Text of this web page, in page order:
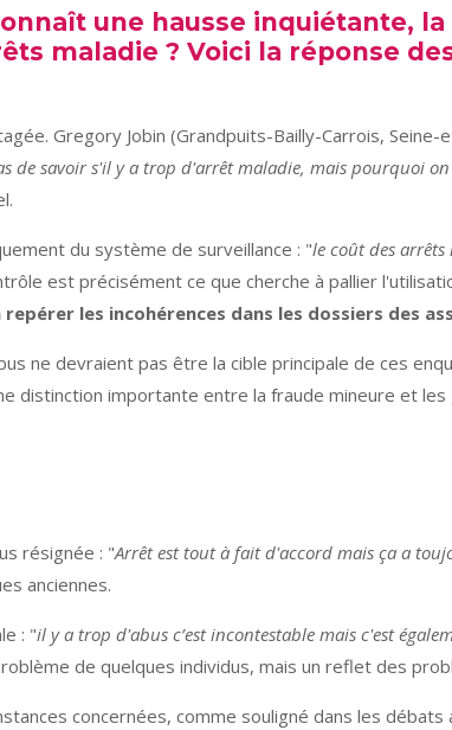
une hausse inquiétante,
maladie ? Voici la réponse
Gregory Jobin (Grandpuits-Bailly-Carrois,
de savoir s'il y a trop d'arrêt maladie, mais pourquoi
du système de surveillance : "le coût des arrêts
est précisément ce que cherche à pallier
les incohérences dans les dossiers des
ne devraient pas être la cible principale de ces
distinction importante entre la fraude mineure et
résignée : "Arrêt est tout à fait d'accord mais ça a
anciennes.
: "il y a trop d'abus c’est incontestable mais c'est
de quelques individus, mais un reflet des
concernées, comme souligné dans les débats